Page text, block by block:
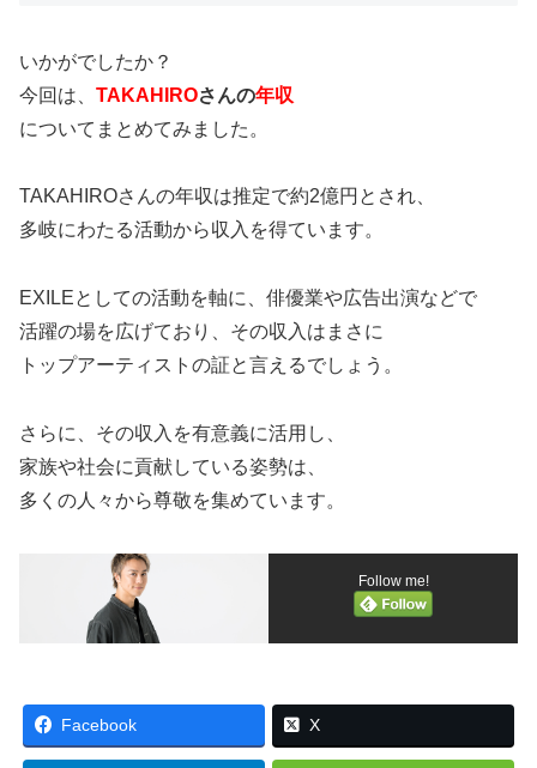
いかがでしたか？
今回は、 TAKAHIROさんの年収
についてまとめてみました。
TAKAHIROさんの年収は推定で約2億円とされ、
多岐にわたる活動から収入を得ています。
EXILEとしての活動を軸に、俳優業や広告出演などで
活躍の場を広げており、その収入はまさに
トップアーティストの証と言えるでしょう。
さらに、その収入を有意義に活用し、
家族や社会に貢献している姿勢は、
多くの人々から尊敬を集めています。
Follow me!
Facebook X